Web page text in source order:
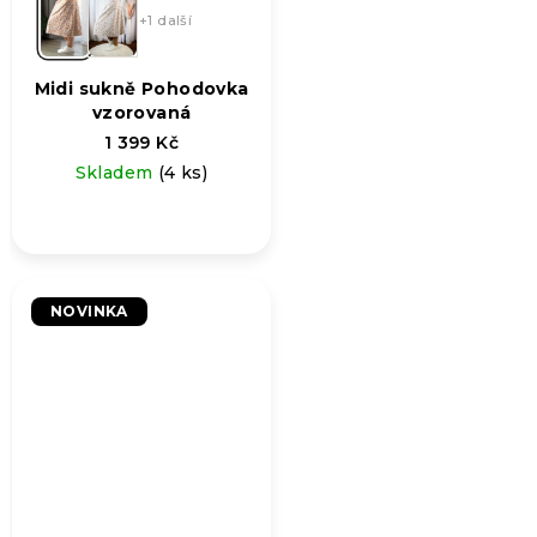
+1 další
Midi sukně Pohodovka
vzorovaná
1 399 Kč
Skladem (4 ks)
NOVINKA